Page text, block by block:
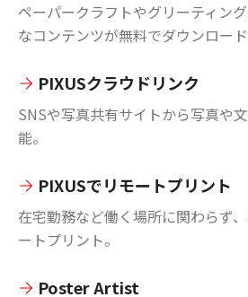
ペーパークラフトやグリーティン
なコンテンツが無料でダウンロード
PIXUSクラウドリンク
SNSや写真共有サイトから写真や
能。
PIXUSでリモートプリント
在宅勤務など働く場所に関わらず
ートプリント。
Poster Artist